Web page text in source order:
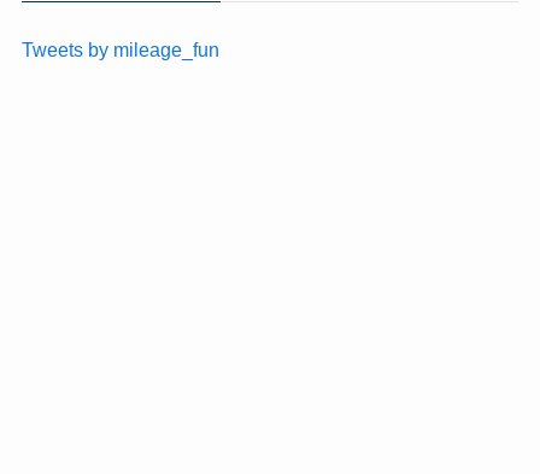
Tweets by mileage_fun